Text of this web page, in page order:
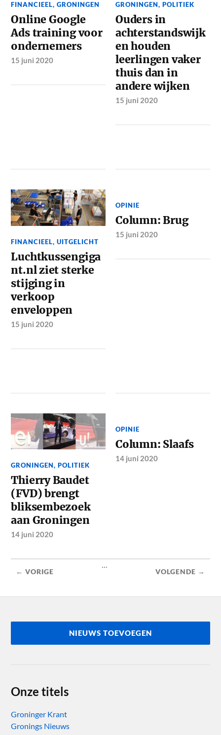
FINANCIEEL,GRONINGEN
Online Google
Ads training voor
ondernemers
15 juni 2020
GRONINGEN,POLITIEK
Ouders in
achterstandswijk
en houden
leerlingen vaker
thuis dan in
andere wijken
15 juni 2020
FINANCIEEL,UITGELICHT
Luchtkussengiga
nt.nl ziet sterke
stijging in
verkoop
enveloppen
15 juni 2020
OPINIE
Column: Brug
15 juni 2020
GRONINGEN,POLITIEK
Thierry Baudet
(FVD) brengt
bliksembezoek
aan Groningen
14 juni 2020
OPINIE
Column: Slaafs
14 juni 2020
← VORIGE
...
VOLGENDE →
NIEUWS TOEVOEGEN
Onze titels
Groninger Krant
Gronings Nieuws